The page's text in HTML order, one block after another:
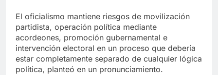
El oficialismo mantiene riesgos de movilización
partidista, operación política mediante
acordeones, promoción gubernamental e
intervención electoral en un proceso que debería
estar completamente separado de cualquier lógica
política, planteó en un pronunciamiento.